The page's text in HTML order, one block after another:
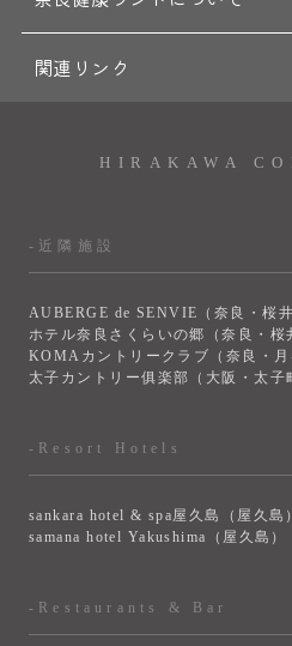
関連リンク
HIRAKAWA
-近隣施設
AUBERGE de SENVIE（奈良・桜井
ホテル奈良さくらいの郷（奈良・桜
KOMAカントリークラブ（奈良・月
太子カントリー俱楽部（大阪・太子
-Resort Hotels
sankara hotel & spa屋久島（屋久島）
samana hotel Yakushima（屋久島）
-Restaurants & Bar